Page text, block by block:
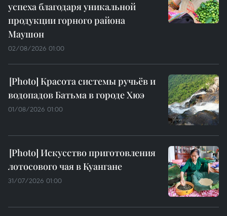
успеха благодаря уникальной
продукции горного района
Маушон
02/08/2026 01:00
Красота системы ручьёв и
водопадов Батьма в городе Хюэ
01/08/2026 01:00
Искусство приготовления
лотосового чая в Куангане
31/07/2026 01:00